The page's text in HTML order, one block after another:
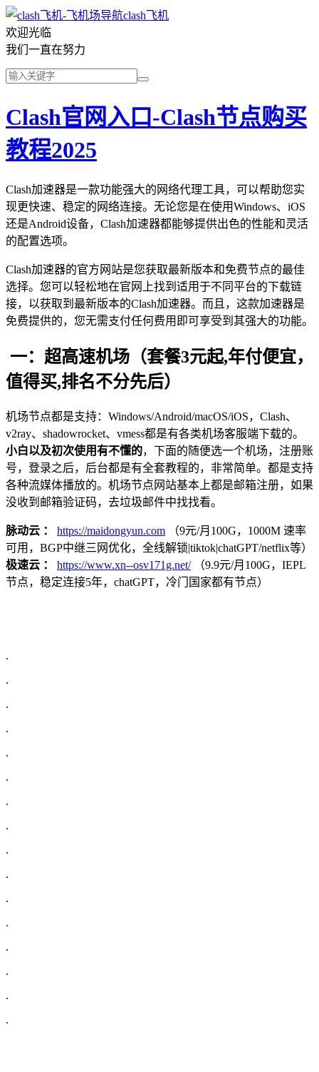
clash飞机
欢迎光临
我们一直在努力
Clash官网入口-Clash节点购买
教程2025
Clash加速器是一款功能强大的网络代理工具，可以帮助您实
现更快速、稳定的网络连接。无论您是在使用Windows、iOS
还是Android设备，Clash加速器都能够提供出色的性能和灵活
的配置选项。
Clash加速器的官方网站是您获取最新版本和免费节点的最佳
选择。您可以轻松地在官网上找到适用于不同平台的下载链
接，以获取到最新版本的Clash加速器。而且，这款加速器是
免费提供的，您无需支付任何费用即可享受到其强大的功能。
一：超高速机场（套餐3元起,年付便宜，
值得买,排名不分先后）
机场节点都是支持：Windows/Android/macOS/iOS，Clash、
v2ray、shadowrocket、vmess都是有各类机场客服端下载的。
小白以及初次使用有不懂的，下面的随便选一个机场，注册账
号，登录之后，后台都是有全套教程的，非常简单。都是支持
各种流媒体播放的。机场节点网站基本上都是邮箱注册，如果
没收到邮箱验证码，去垃圾邮件中找找看。
脉动云 ： https://maidongyun.com （9元/月100G，1000M 速率
可用，BGP中继三网优化，全线解锁|tiktok|chatGPT/netflix等）
极速云 ：
https://www.xn--osv171g.net/（9.9元/月100G，IEPL
节点，稳定连接5年，chatGPT，冷门国家都有节点）
.
.
.
.
.
.
.
.
.
.
.
.
.
.
.
.